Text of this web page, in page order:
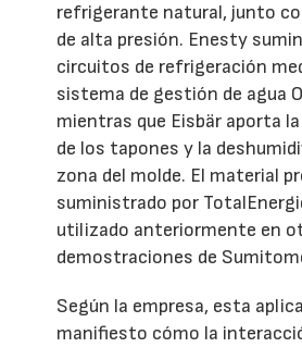
refrigerante natural, junto
de alta presión. Enesty
circuitos de refrigeración
sistema de gestión de agua
mientras que Eisbär aporta
de los tapones y la
zona del molde. El material
suministrado por
utilizado anteriormente en
demostraciones de
Según la empresa, esta
manifiesto cómo la